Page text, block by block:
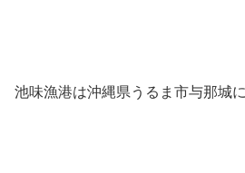
池味漁港は沖縄県うるま市与那城